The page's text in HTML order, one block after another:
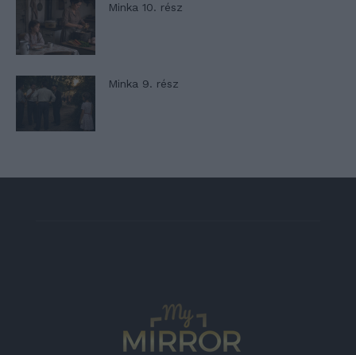
Minka 10. rész
Minka 9. rész